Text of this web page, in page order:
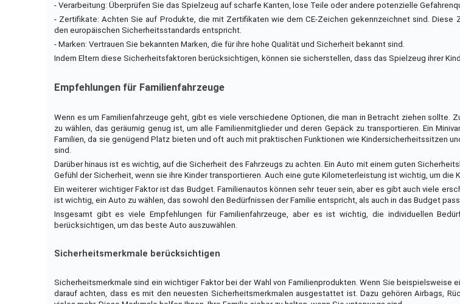
- Verarbeitung: Überprüfen Sie das Spielzeug auf scharfe Kanten, lose Teile oder andere potenzielle
- Zertifikate: Achten Sie auf Produkte, die mit Zertifikaten wie dem CE-Zeichen gekennzeichnet sind. Diese
den europäischen Sicherheitsstandards entspricht.
- Marken: Vertrauen Sie bekannten Marken, die für ihre hohe Qualität und Sicherheit bekannt sind.
Indem Eltern diese Sicherheitsfaktoren berücksichtigen, können sie sicherstellen, dass das Spielzeug ihrer
Empfehlungen für Familienfahrzeuge
Wenn es um Familienfahrzeuge geht, gibt es viele verschiedene Optionen, die man in Betracht ziehen sollte.
zu wählen, das geräumig genug ist, um alle Familienmitglieder und deren Gepäck zu transportieren. Ein
Familien, da sie genügend Platz bieten und oft auch mit praktischen Funktionen wie Kindersicherheitssitzen
sind.
Darüber hinaus ist es wichtig, auf die Sicherheit des Fahrzeugs zu achten. Ein Auto mit einem guten
Gefühl der Sicherheit, wenn sie ihre Kinder transportieren. Auch eine gute Kilometerleistung ist wichtig, um die
Ein weiterer wichtiger Faktor ist das Budget. Familienautos können sehr teuer sein, aber es gibt auch viele
ist wichtig, ein Auto zu wählen, das sowohl den Bedürfnissen der Familie entspricht, als auch in das Budget
Insgesamt gibt es viele Empfehlungen für Familienfahrzeuge, aber es ist wichtig, die individuellen
berücksichtigen, um das beste Auto auszuwählen.
Sicherheitsmerkmale berücksichtigen
Sicherheitsmerkmale sind ein wichtiger Faktor bei der Wahl von Familienprodukten. Wenn Sie beispielsweise
darauf achten, dass es mit den neuesten Sicherheitsmerkmalen ausgestattet ist. Dazu gehören Airbags,